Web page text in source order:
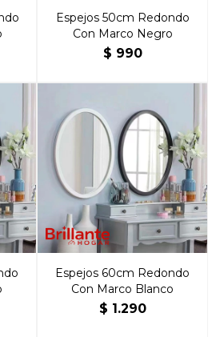
Espejos 50cm Redondo
Con Marco Negro
$ 990
Espejos 60cm Redondo
Con Marco Blanco
$ 1.290